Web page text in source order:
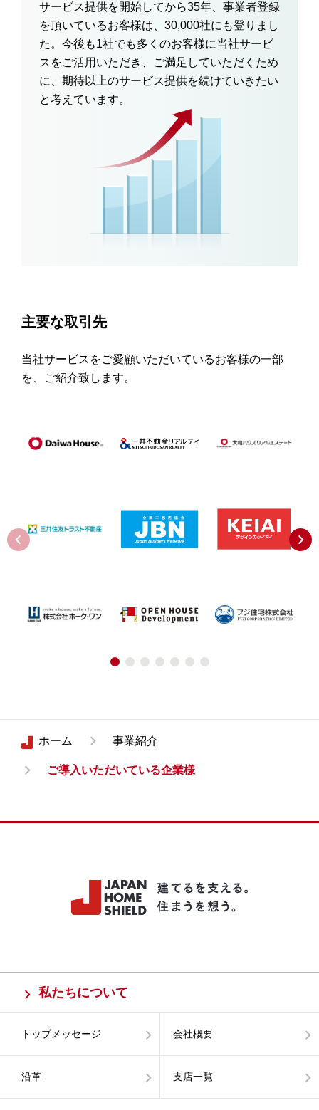
サービス提供を開始してから35年、事業者登録
を頂いているお客様は、30,000社にも登りまし
た。今後も1社でも多くのお客様に当社サービ
スをご活用いただき、ご満足していただくため
に、期待以上のサービス提供を続けていきたい
と考えています。
主要な取引先
当社サービスをご愛顧いただいているお客様の一部
を、ご紹介致します。
ホーム 事業紹介
ご導入いただいている企業様
私たちについて
トップメッセージ 会社概要
沿革 支店一覧